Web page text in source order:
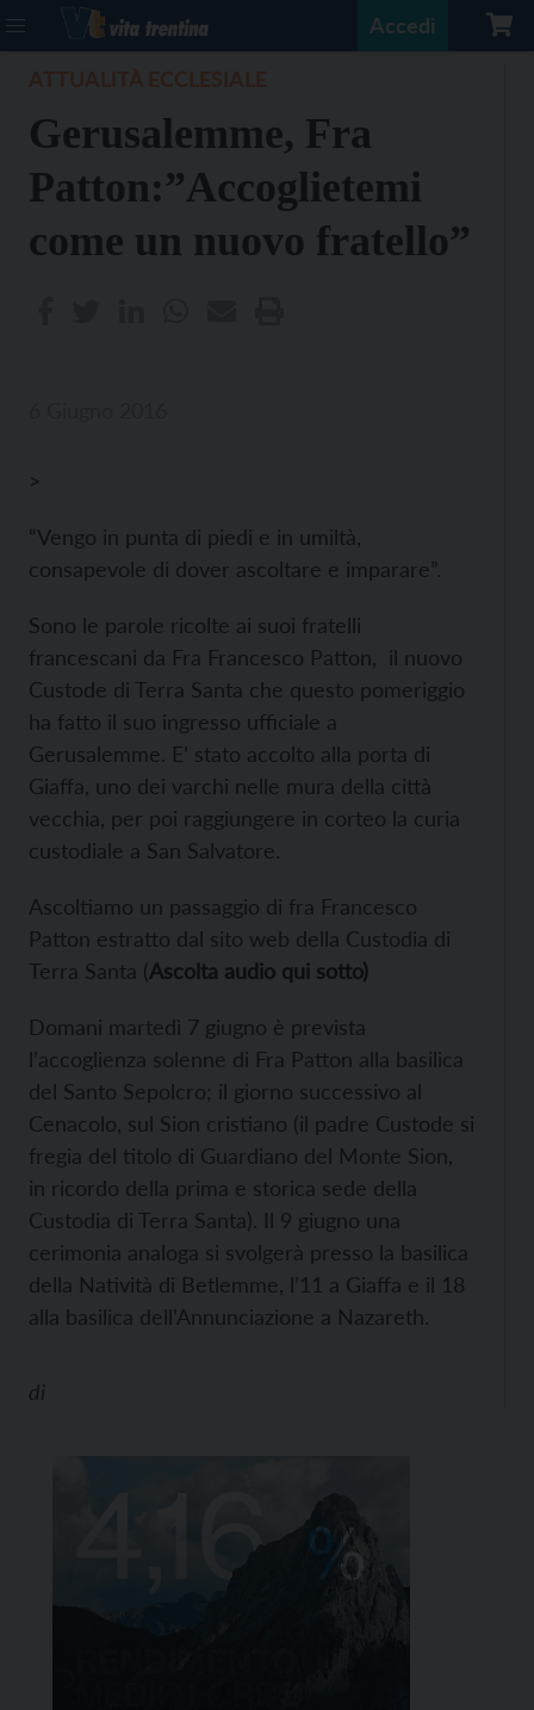
Accedi
Gerusalemme, Fra
Patton:”Accoglietemi
come un nuovo fratello”
>
“Vengo in punta di piedi e in umiltà,
consapevole di dover ascoltare e imparare”.
Sono le parole ricolte ai suoi fratelli
francescani da Fra Francesco Patton, il nuovo
Custode di Terra Santa che questo pomeriggio
ha fatto il suo ingresso ufficiale a
Gerusalemme. E’ stato accolto alla porta di
Giaffa, uno dei varchi nelle mura della città
vecchia, per poi raggiungere in corteo la curia
custodiale a San Salvatore.
Ascoltiamo un passaggio di fra Francesco
Patton estratto dal sito web della Custodia di
Terra Santa (Ascolta audio qui sotto)
Domani martedì 7 giugno è prevista
l’accoglienza solenne di Fra Patton alla basilica
del Santo Sepolcro; il giorno successivo al
Cenacolo, sul Sion cristiano (il padre Custode si
fregia del titolo di Guardiano del Monte Sion,
in ricordo della prima e storica sede della
Custodia di Terra Santa). Il 9 giugno una
cerimonia analoga si svolgerà presso la basilica
della Natività di Betlemme, l’11 a Giaffa e il 18
alla basilica dell’Annunciazione a Nazareth.
di